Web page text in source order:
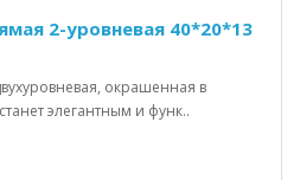
2-уровневая 40*20*13
окрашенная в
элегантным и функ..